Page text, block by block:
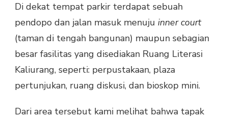
Di dekat tempat parkir terdapat sebuah
pendopo dan jalan masuk menuju inner court
(taman di tengah bangunan) maupun sebagian
besar fasilitas yang disediakan Ruang Literasi
Kaliurang, seperti: perpustakaan, plaza
pertunjukan, ruang diskusi, dan bioskop mini.
Dari area tersebut kami melihat bahwa tapak